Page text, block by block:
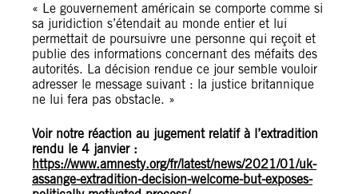
« Le gouvernement américain se comporte comme si
sa juridiction s’étendait au monde entier et lui
permettait de poursuivre une personne qui reçoit et
publie des informations concernant des méfaits des
autorités. La décision rendue ce jour semble vouloir
adresser le message suivant : la justice britannique
ne lui fera pas obstacle. »
Voir notre réaction au jugement relatif à l’extradition
rendu le 4 janvier :
https://www.amnesty.org/fr/latest/news/2021/01/uk-
assange-extradition-decision-welcome-but-exposes-